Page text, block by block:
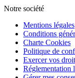
Notre société
Mentions légales
Conditions
Charte Cookies
Politique de
Exercer vos
Réglementation